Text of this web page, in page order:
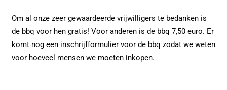
Om al onze zeer gewaardeerde vrijwilligers te bedanken is
de bbq voor hen gratis! Voor anderen is de bbq 7,50 euro. Er
komt nog een inschrijfformulier voor de bbq zodat we weten
voor hoeveel mensen we moeten inkopen.